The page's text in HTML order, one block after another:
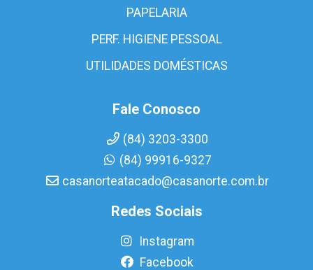
PAPELARIA
PERF. HIGIENE PESSOAL
UTILIDADES DOMÉSTICAS
Fale Conosco
(84) 3203-3300
(84) 99916-9327
casanorteatacado@casanorte.com.br
Redes Sociais
Instagram
Facebook